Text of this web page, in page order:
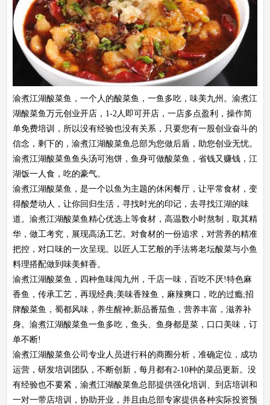
渝煮江湖酸菜鱼，一个人的酸菜鱼，一鱼多吃，味美九州。渝煮江
湖酸菜鱼万元创业开店，1-2人即可开店，一店多点盈利，操作简
单免费培训，所以没有经验也没有关系，只要您有一股创业奋斗的
信念，剩下的，渝煮江湖酸菜鱼总部为您做后盾，助您创业无忧。
渝煮江湖酸菜鱼鱼头汤可泡饼，鱼身可做酸菜鱼，省钱又赚钱，江
湖饭一人食，吃的豪气。
渝煮江湖酸菜鱼，是一个以鱼为主题的休闲餐厅，让平常食材，变
得酸楚动人，让你回归生活，寻找时光的印记，去寻找江湖的味
道。渝煮江湖酸菜鱼精心优选上等食材，高温数小时熬制，取其精
华，做工考究，展现高汤工艺。对食材的一份追求，对营养的精准
把控，对口味的一次呈现。以匠人工艺般的手法将老坛酸菜与小鱼
料理搭配做到味美鲜香。
渝煮江湖酸菜鱼，四种鱼味闯九州，千店一味，百吃不厌!特色麻
香鱼，传承工艺，再现经典;美味香辣鱼，麻辣爽口，吃的过瘾;招
牌酸菜鱼，蜀都风味，养生醒神;新品番茄鱼，营养丰富，滋养补
身。渝煮江湖酸菜鱼一鱼多吃，鱼头、鱼身都是菜，口口美味，订
单不断!
渝煮江湖酸菜鱼公司专业人员进行科的商圈分析，准确定位，成功
运营，研发培训团队，不断创新，每月都有2-10种的菜品更新。没
有经验也不要紧，渝煮江湖酸菜鱼总部提供强化培训、到店培训和
一对一带店培训，协助开业，并且由总部专家提供各种实际投资预